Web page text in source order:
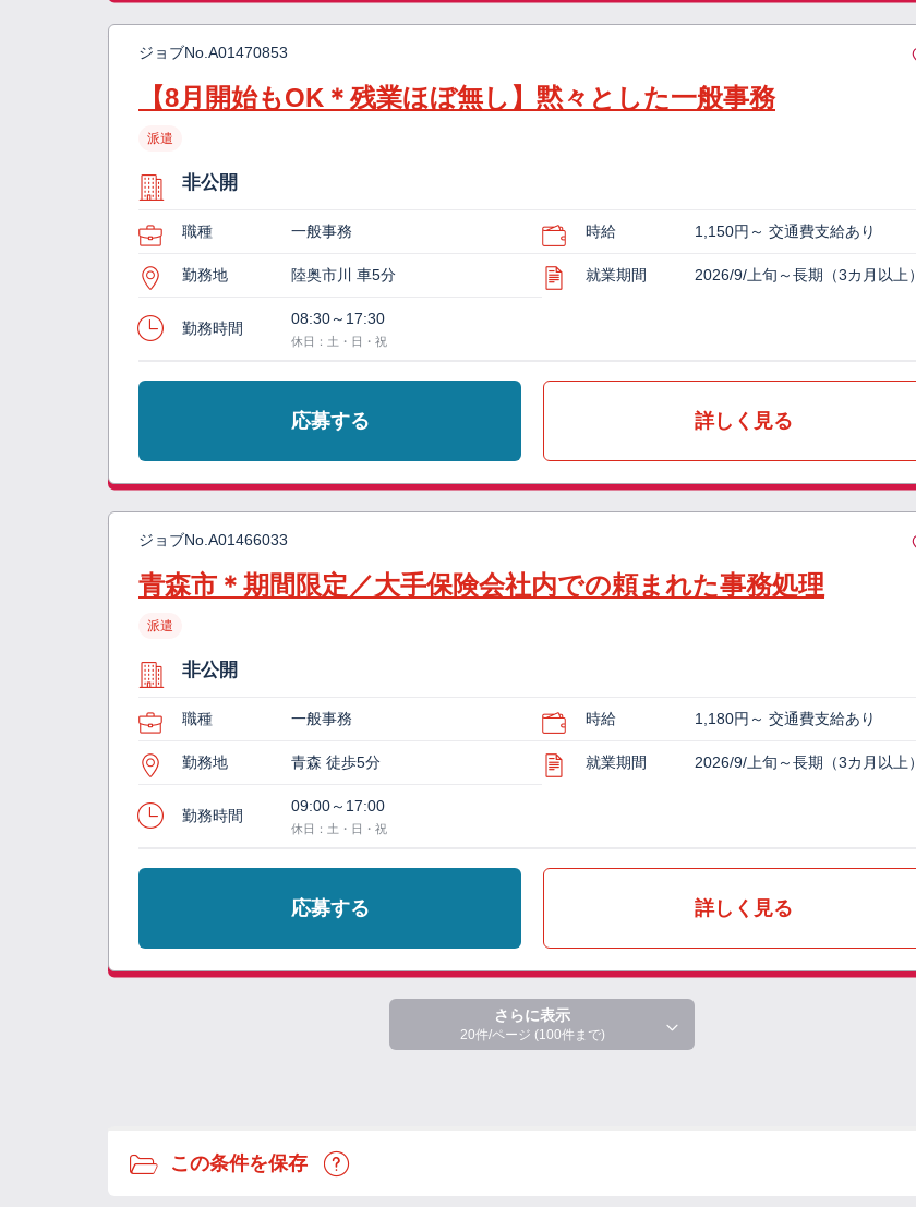
ジョブNo. A01470853
【8月開始もOK＊残業ほぼ無し】黙々とした一般事務
派遣
非公開
職種 一般事務 時給 1,150円～ 交通費支給あり
勤務地 陸奥市川 車5分 就業期間 2026/9/上旬～長期（3カ月以上）
勤務時間
08:30～17:30
休日：土・日・祝
応募する 詳しく見る
ジョブNo. A01466033
青森市＊期間限定／大手保険会社内での頼まれた事務処理
派遣
非公開
職種 一般事務 時給 1,180円～ 交通費支給あり
勤務地 青森 徒歩5分 就業期間 2026/9/上旬～長期（3カ月以上）
勤務時間
09:00～17:00
休日：土・日・祝
応募する 詳しく見る
さらに表示
20件/ページ (100件まで)
この条件を保存